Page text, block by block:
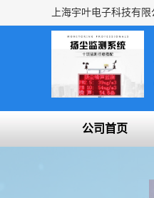
公司首页